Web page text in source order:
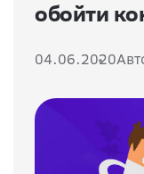
обойти
04.06.2020